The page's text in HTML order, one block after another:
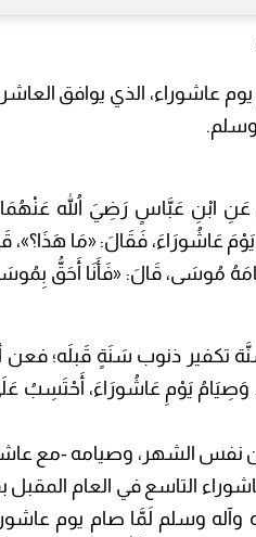
يوم عاشوراء، الذي يوافق
وسلم.
ابْنِ عَبَّاسٍ رَضِيَ اللهُ عَنْهُمَا
عَاشُورَاءَ، فَقَالَ: «مَا هَذَا؟»،
مُوسَى، قَالَ: «فَأَنَا أَحَقُّ
ذنوب سَنَةٍ قَبلَه؛ فعن
يَوْمِ عَاشُورَاءَ، أَحْتَسِبُ
نفس الشهر، وصيامه -مع
التاسع في العام
وآله وسلم لَمَّا صام يوم